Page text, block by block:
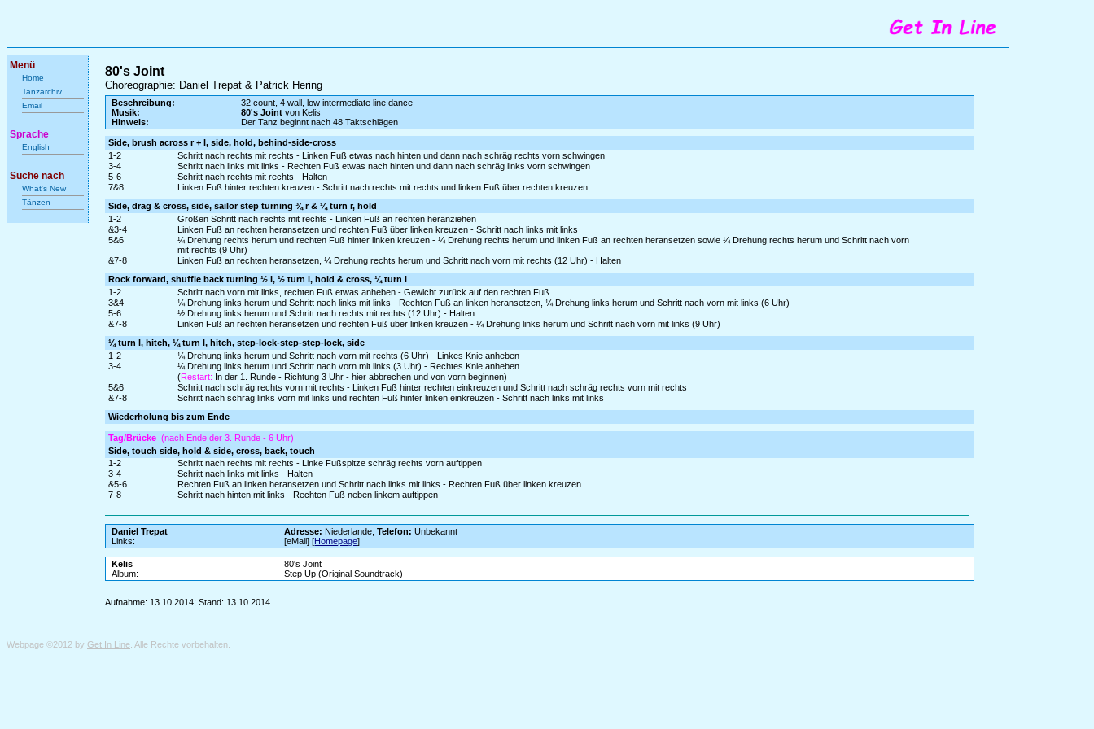
Menü
Home
Tanzarchiv
Email
Sprache
English
Suche nach
What's New
Tänzen
80's Joint
Choreographie: Daniel Trepat & Patrick Hering
Beschreibung:
32 count, 4 wall, low intermediate line dance
Musik:
80's Joint von Kelis
Hinweis:
Der Tanz beginnt nach 48 Taktschlägen
Side, brush across r + l, side, hold, behind-side-cross
1-2
Schritt nach rechts mit rechts - Linken Fuß etwas nach hinten und dann nach schräg rechts vorn schwingen
3-4
Schritt nach links mit links - Rechten Fuß etwas nach hinten und dann nach schräg links vorn schwingen
5-6
Schritt nach rechts mit rechts - Halten
7&8
Linken Fuß hinter rechten kreuzen - Schritt nach rechts mit rechts und linken Fuß über rechten kreuzen
Side, drag & cross, side, sailor step turning ¾ r & ¼ turn r, hold
1-2
Großen Schritt nach rechts mit rechts - Linken Fuß an rechten heranziehen
&3-4
Linken Fuß an rechten heransetzen und rechten Fuß über linken kreuzen - Schritt nach links mit links
5&6
¼ Drehung rechts herum und rechten Fuß hinter linken kreuzen - ¼ Drehung rechts herum und linken Fuß an rechten heransetzen sowie ¼ Drehung rechts herum und Schritt nach vorn
mit rechts (9 Uhr)
&7-8
Linken Fuß an rechten heransetzen, ¼ Drehung rechts herum und Schritt nach vorn mit rechts (12 Uhr) - Halten
Rock forward, shuffle back turning ½ l, ½ turn l, hold & cross, ¼ turn l
1-2
Schritt nach vorn mit links, rechten Fuß etwas anheben - Gewicht zurück auf den rechten Fuß
3&4
¼ Drehung links herum und Schritt nach links mit links - Rechten Fuß an linken heransetzen, ¼ Drehung links herum und Schritt nach vorn mit links (6 Uhr)
5-6
½ Drehung links herum und Schritt nach rechts mit rechts (12 Uhr) - Halten
&7-8
Linken Fuß an rechten heransetzen und rechten Fuß über linken kreuzen - ¼ Drehung links herum und Schritt nach vorn mit links (9 Uhr)
¼ turn l, hitch, ¼ turn l, hitch, step-lock-step-step-lock, side
1-2
¼ Drehung links herum und Schritt nach vorn mit rechts (6 Uhr) - Linkes Knie anheben
3-4
¼ Drehung links herum und Schritt nach vorn mit links (3 Uhr) - Rechtes Knie anheben
(Restart: In der 1. Runde - Richtung 3 Uhr - hier abbrechen und von vorn beginnen)
5&6
Schritt nach schräg rechts vorn mit rechts - Linken Fuß hinter rechten einkreuzen und Schritt nach schräg rechts vorn mit rechts
&7-8
Schritt nach schräg links vorn mit links und rechten Fuß hinter linken einkreuzen - Schritt nach links mit links
Wiederholung bis zum Ende
Tag/Brücke (nach Ende der 3. Runde - 6 Uhr)
Side, touch side, hold & side, cross, back, touch
1-2
Schritt nach rechts mit rechts - Linke Fußspitze schräg rechts vorn auftippen
3-4
Schritt nach links mit links - Halten
&5-6
Rechten Fuß an linken heransetzen und Schritt nach links mit links - Rechten Fuß über linken kreuzen
7-8
Schritt nach hinten mit links - Rechten Fuß neben linkem auftippen
Daniel Trepat Adresse: Niederlande;Telefon: Unbekannt
Links:
[eMail] [Homepage]
Kelis
80's Joint
Album:
Step Up (Original Soundtrack)
Aufnahme: 13.10.2014; Stand: 13.10.2014
Webpage ©2012 by Get In Line . Alle Rechte vorbehalten.